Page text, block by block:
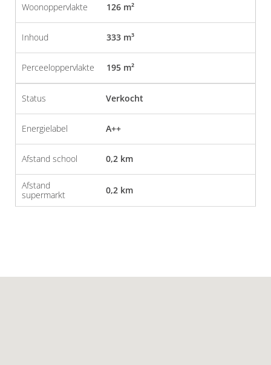
Woonoppervlakte 126 m²
Inhoud 333 m³
Perceeloppervlakte 195 m²
Status Verkocht
Energielabel A++
Afstand school 0,2 km
Afstand
supermarkt
0,2 km